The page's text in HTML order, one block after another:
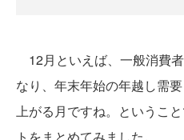
12月といえば、一般消費
なり、年末年始の年越し需
上がる月ですね。というこ
トをまとめてみました。